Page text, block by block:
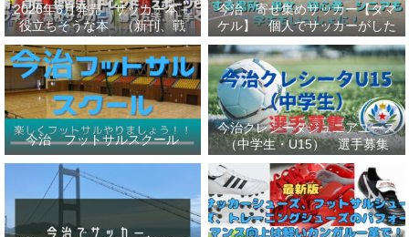
2026年6月発売 サッカー本＋
役立ちそうな本 （新刊、戦
術、自伝、指導法、トレンド、
スポーツビジネス、高校サッカ
ー）勝つ方法、上手くなる方法
を見つけよう！
今治 寄せ集めサッカー【タマ
ケル】 個人でサッカーがした
い、サッカーをする場所、男
女、初心者、シニアも学生もい
っしょに！【タマケル】
今治 フットサルスクール
今治クレシータジュニアユース
（中学生・U15） 選手募集